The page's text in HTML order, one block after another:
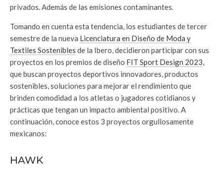
privados. Además de las emisiones contaminantes.
Tomando en cuenta esta tendencia, los estudiantes de tercer
semestre de la nueva Licenciatura en Diseño de Moda y
Textiles Sostenibles de la Ibero, decidieron participar con sus
proyectos en los premios de diseño FIT Sport Design 2023,
que buscan proyectos deportivos innovadores, productos
sostenibles, soluciones para mejorar el rendimiento que
brinden comodidad a los atletas o jugadores cotidianos y
prácticas que tengan un impacto ambiental positivo. A
continuación, conoce estos 3 proyectos orgullosamente
mexicanos:
HAWK